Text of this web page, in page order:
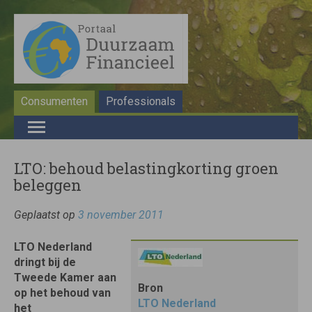
Consumenten Professionals
LTO: behoud belastingkorting groen
beleggen
Geplaatst op 3 november 2011
Bron
LTO Nederland
LTO Nederland
dringt bij de
Tweede Kamer aan
op het behoud van
het